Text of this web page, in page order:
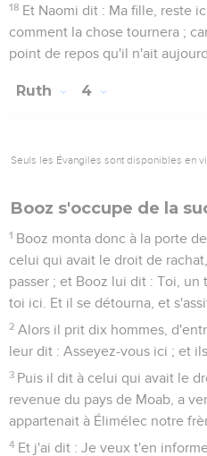
18 Et Naomi dit : Ma fille, reste
comment la chose tournera ;
point de repos qu'il n'ait
Ruth 4
Seuls les Évangiles sont disponibles en
Booz s'occupe de la
1 Booz monta donc à la porte
celui qui avait le droit de
passer ; et Booz lui dit : Toi,
toi ici. Et il se détourna, et
2 Alors il prit dix hommes,
leur dit : Asseyez-vous ici ; et
3 Puis il dit à celui qui avait le
revenue du pays de Moab, a
appartenait à Élimélec notre
4 Et j'ai dit : Je veux t'en